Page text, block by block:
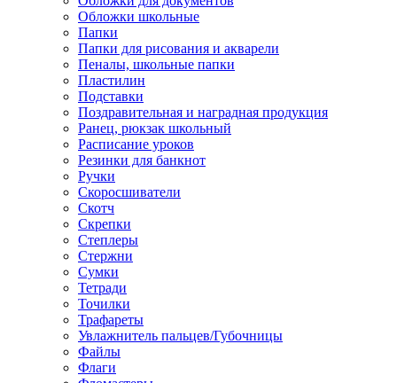
Обложки школьные
Папки
Папки для рисования и акварели
Пеналы, школьные папки
Пластилин
Подставки
Поздравительная и наградная продукция
Ранец, рюкзак школьный
Расписание уроков
Резинки для банкнот
Ручки
Скоросшиватели
Скотч
Скрепки
Степлеры
Стержни
Сумки
Тетради
Точилки
Трафареты
Увлажнитель пальцев/Губочницы
Файлы
Флаги